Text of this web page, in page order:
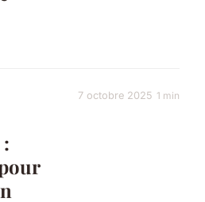
7 octobre 2025 1 min